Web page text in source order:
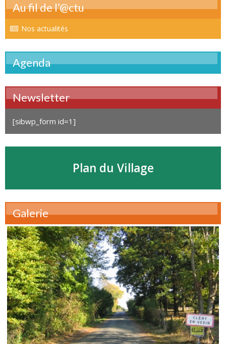
Au fil de l’@ctu
Nos actualités
Agenda
Newsletter
[sibwp_form id=1]
Plan du Village
Galerie